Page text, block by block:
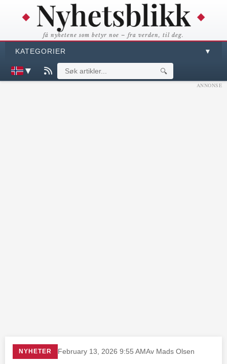
få nyhetene som betyr noe – fra verden, til deg.
KATEGORIER ▼
▼ 🔍
ANNONSE
NYHETER February 13, 2026 9:55 AMAv Mads Olsen